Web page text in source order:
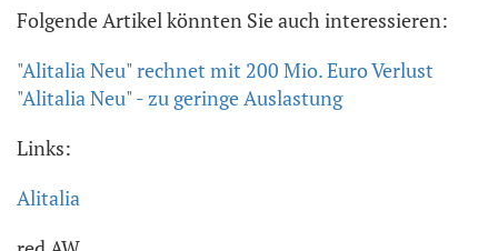
Folgende Artikel könnten Sie auch interessieren:
"Alitalia Neu" rechnet mit 200 Mio. Euro Verlust
"Alitalia Neu" - zu geringe Auslastung
Links:
Alitalia